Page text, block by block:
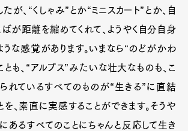
が、“くしゃみ”とか“ミニスカート”とか、自
が距離を縮めてくれて、ようやく自分自身
な感覚があります。いまなら“のどがかわ
とも、“アルプス”みたいな壮大なものも、こ
れているすべてのものが“生きる”に直結
を、素直に実感することができます。そうや
あるすべてのことにちゃんと反応して生き